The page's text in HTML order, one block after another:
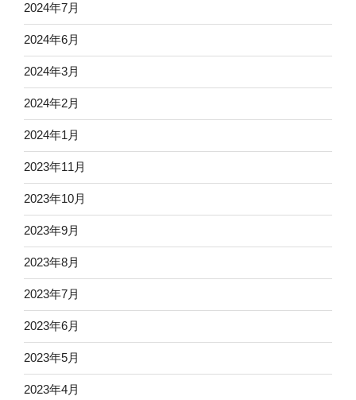
2024年7月
2024年6月
2024年3月
2024年2月
2024年1月
2023年11月
2023年10月
2023年9月
2023年8月
2023年7月
2023年6月
2023年5月
2023年4月